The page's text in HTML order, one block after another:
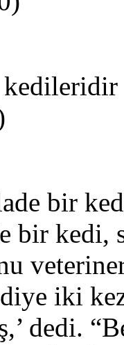
kedileridir
bir
bir kedi,
iki
dedi.